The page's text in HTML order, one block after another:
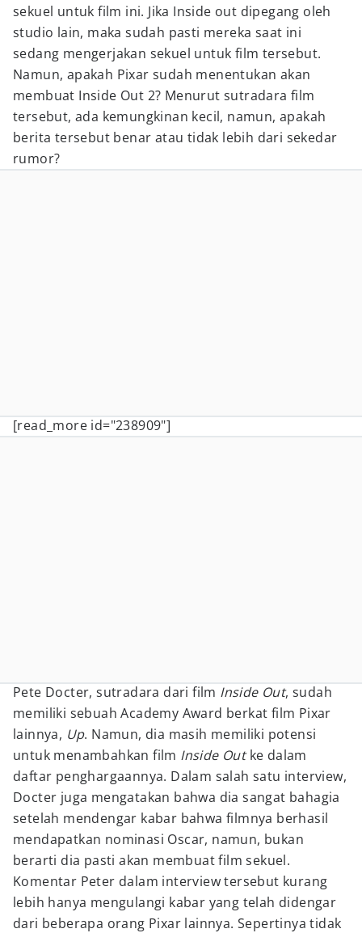
sekuel untuk film ini. Jika Inside out dipegang oleh
studio lain, maka sudah pasti mereka saat ini
sedang mengerjakan sekuel untuk film tersebut.
Namun, apakah Pixar sudah menentukan akan
membuat Inside Out 2? Menurut sutradara film
tersebut, ada kemungkinan kecil, namun, apakah
berita tersebut benar atau tidak lebih dari sekedar
rumor?
[read_more id="238909"]
Pete Docter, sutradara dari film Inside Out, sudah
memiliki sebuah Academy Award berkat film Pixar
lainnya, Up. Namun, dia masih memiliki potensi
untuk menambahkan film Inside Outke dalam
daftar penghargaannya. Dalam salah satu interview,
Docter juga mengatakan bahwa dia sangat bahagia
setelah mendengar kabar bahwa filmnya berhasil
mendapatkan nominasi Oscar, namun, bukan
berarti dia pasti akan membuat film sekuel.
Komentar Peter dalam interview tersebut kurang
lebih hanya mengulangi kabar yang telah didengar
dari beberapa orang Pixar lainnya. Sepertinya tidak